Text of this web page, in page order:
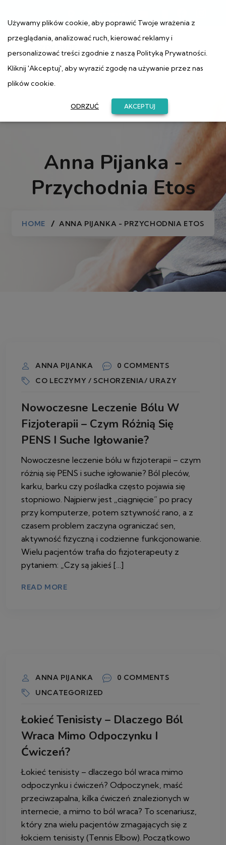
Anna Pijanka -
Przychodnia Etos
HOME ANNA PIJANKA - PRZYCHODNIA ETOS
ANNA PIJANKA
0 COMMENTS
CO LECZYMY / SCHORZENIA/ URAZY
Nowoczesne Leczenie Bólu W
Fizjoterapii – Czym Różnią Się
PENS I Suche Igłowanie?
Nowoczesne leczenie bólu w fizjoterapii – czym
różnią się PENS i suche igłowanie? Ból pleców,
karku, barku czy pośladka często pojawia się
stopniowo. Najpierw jest „ciągnięcie” po pracy
przy komputerze, potem sztywność rano, a z
czasem problem zaczyna ograniczać sen,
aktywność fizyczną i codzienne funkcjonowanie.
Wielu pacjentów trafia do fizjoterapeuty z
pytaniem: „Czy są jakieś […]
READ MORE
ANNA PIJANKA
0 COMMENTS
UNCATEGORIZED
Łokieć Tenisisty – Dlaczego Ból
Wraca Mimo Odpoczynku I
Ćwiczeń?
Łokieć tenisisty – dlaczego ból wraca mimo
odpoczynku i ćwiczeń? Odpoczynek, maść
przeciwzapalna, kilka ćwiczeń znalezionych w
internecie, a mimo to ból wraca? To scenariusz,
który zna wielu pacjentów zmagających się z
łokciem tenisisty (Tennis Elbow). Początkowo
Używamy plików cookie, aby poprawić Twoje wrażenia z
przeglądania, analizować ruch, kierować reklamy i
personalizować treści zgodnie z naszą Polityką Prywatności.
Kliknij 'Akceptuj', aby wyrazić zgodę na używanie przez nas
plików cookie.
ODRZUĆ AKCEPTUJ